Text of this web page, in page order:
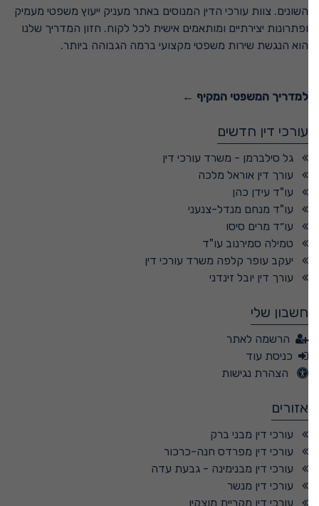
השונים. צוות עורכי הדין המנוסים באתר מעניק ייעוץ משפטי מעמיק
ופתרונות יצירתיים ומותאמים אישית לכל לקוח. חזון המדריך שלנו
הוא הנגשת שירות משפטי מקצועי ברמה הגבוהה ביותר.
למדריך המשפטי המקיף ←
עורכי דין חדשים
גל סילברמן - משרד עורכי דין
עורך דין אוראל מלכה
עו"ד עידן כהן
עו"ד מנחם מנדל-צנעני
עו״ד מרים סיסו
טמילה סמירנוב עו"ד
יעקב עופר קלפה משרד עורכי דין
עורך דין יובל זינדני
חשבון שלי
הרשמה לאתר
כניסת עוד
הצהרת נגישות
אזורים
עורכי דין מבני ברק
עורכי דין מפרדס חנה-כרכור
עורכי דין מבנימינה - גבעת עדה
עורכי דין מנשר
עורכי דין מקריית מוצקין